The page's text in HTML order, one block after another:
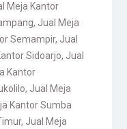
Meja Kantor
, Jual Meja
Semampir, Jual
Sidoarjo, Jual
Kantor
, Jual Meja
Kantor Sumba
, Jual Meja